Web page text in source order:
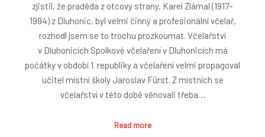
zjistil, že praděda z otcovy strany, Karel Zlámal (1917–
1994) z Dluhonic, byl velmi činný a profesionální včelař,
rozhodl jsem se to trochu prozkoumat. Včelařství
v Dluhonicích Spolkové včelaření v Dluhonicích má
počátky v období 1. republiky a včelaření velmi propagoval
učitel místní školy Jaroslav Fürst. Z místních se
včelařství v této době věnovali třeba…
Read more